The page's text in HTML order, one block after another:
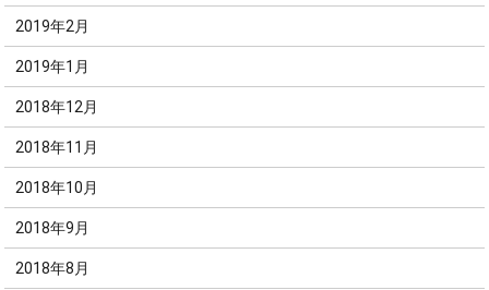
2019年2月
2019年1月
2018年12月
2018年11月
2018年10月
2018年9月
2018年8月